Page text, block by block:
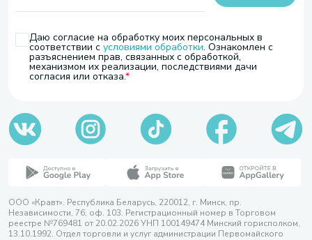
Даю согласие на обработку моих персональных в
соответствии с условиями обработки. Ознакомлен с
разъяснением прав, связанных с обработкой,
механизмом их реализации, последствиями дачи
согласия или отказа.
ООО «Кравт». Республика Беларусь, 220012, г. Минск, пр.
Независимости, 76, оф. 103. Регистрационный номер в Торговом
реестре №769481 от 20.02.2026 УНП 100149474 Минский горисполком,
13.10.1992. Отдел торговли и услуг администрации Первомайского